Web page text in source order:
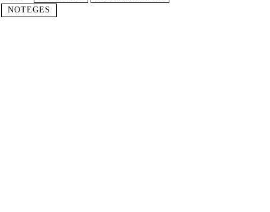
NOTEGES